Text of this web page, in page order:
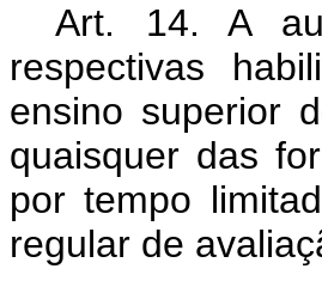
Art. 14. A
respectivas
ensino superior
quaisquer das
por tempo
regular de